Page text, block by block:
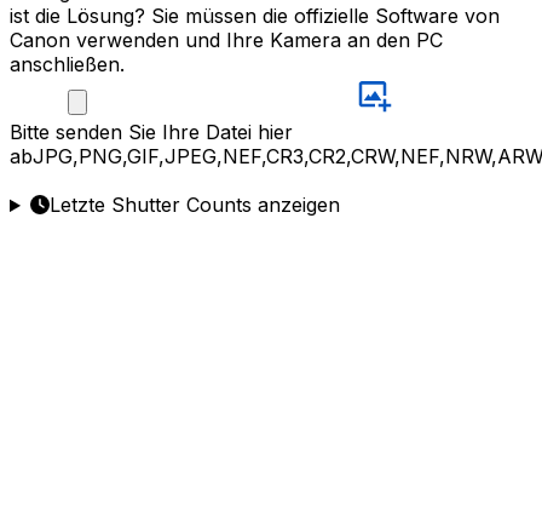
ist die Lösung? Sie müssen die offizielle Software von
Canon verwenden und Ihre Kamera an den PC
anschließen.
Bitte senden Sie Ihre Datei hier
ab
Letzte Shutter Counts anzeigen